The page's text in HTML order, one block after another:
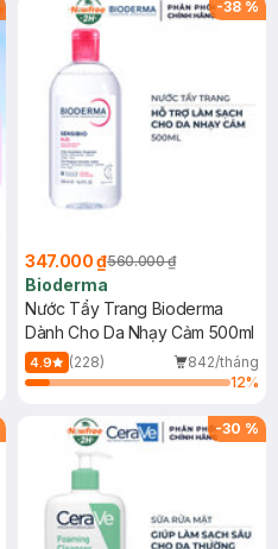
-38 %
347.000 ₫560.000 ₫
Bioderma
Nước Tẩy Trang Bioderma
Dành Cho Da Nhạy Cảm 500ml
4.9 (228)
842/tháng
12%
-30 %